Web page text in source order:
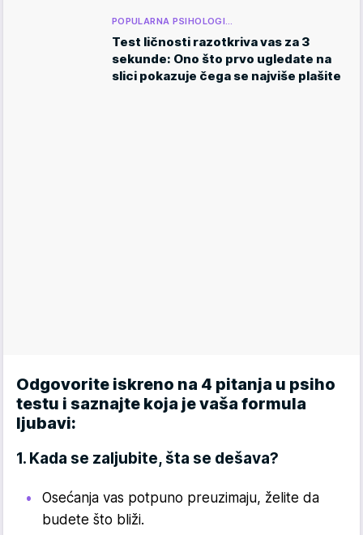
POPULARNA PSIHOLOGI…
Test ličnosti razotkriva vas za 3
sekunde: Ono što prvo ugledate na
slici pokazuje čega se najviše plašite
Odgovorite iskreno na 4 pitanja u psiho
testu i saznajte koja je vaša formula
ljubavi:
1. Kada se zaljubite, šta se dešava?
Osećanja vas potpuno preuzimaju, želite da
budete što bliži.